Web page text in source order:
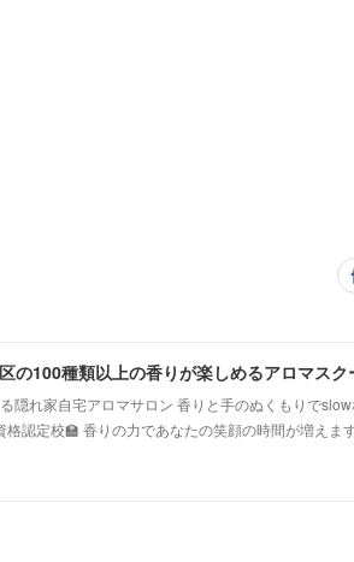
隠れ家自宅アロマサロン 香りと手のぬくもりで
格認定校🏫 香りの力であなたの笑顔の時間が増えま